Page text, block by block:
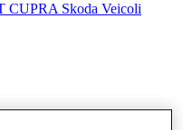
CUPRA Skoda Veicoli